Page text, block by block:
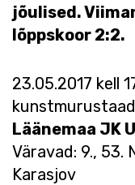
jõulised.
lõppskoor 2:2.
23.05.2017 kell
Läänemaa JK
Väravad: 9., 53.
Karasjov